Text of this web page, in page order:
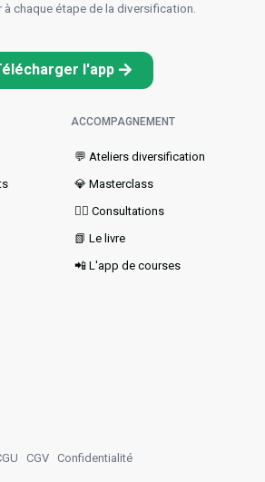
à chaque étape de la diversification.
l'app
ACCOMPAGNEMENT
💬 Ateliers diversification
💎 Masterclass
👩‍⚕️ Consultations
📗 Le livre
📲 L'app de courses
CGV Confidentialité